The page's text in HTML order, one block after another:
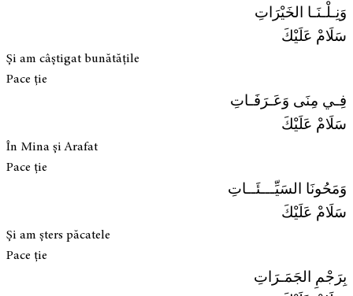
وَنِـلْـنَـا الخَيْرَاتِ
سَلَامْ عَلَيْكَ
Și am câștigat bunătățile
Pace ție
فِـي مِنَى وَعَـرَفَـاتِ
سَلَامْ عَلَيْكَ
În Mina și Arafat
Pace ție
وَمَحُونَا السَيِّـــئَــاتِ
سَلَامْ عَلَيْكَ
Și am șters păcatele
Pace ție
بِرَجْمِ الجَمَـرَاتِ